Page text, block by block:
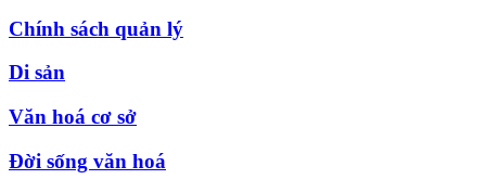
Chính sách quản lý
Di sản
Văn hoá cơ sở
Đời sống văn hoá